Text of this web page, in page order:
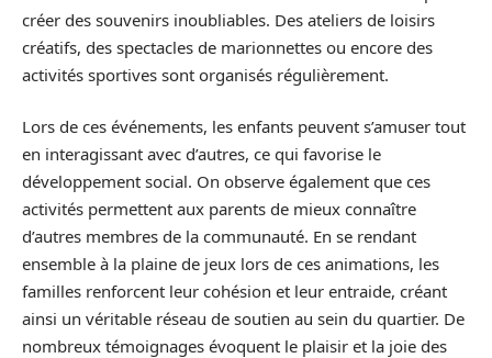
créer des souvenirs inoubliables. Des ateliers de loisirs
créatifs, des spectacles de marionnettes ou encore des
activités sportives sont organisés régulièrement.
Lors de ces événements, les enfants peuvent s’amuser tout
en interagissant avec d’autres, ce qui favorise le
développement social. On observe également que ces
activités permettent aux parents de mieux connaître
d’autres membres de la communauté. En se rendant
ensemble à la plaine de jeux lors de ces animations, les
familles renforcent leur cohésion et leur entraide, créant
ainsi un véritable réseau de soutien au sein du quartier. De
nombreux témoignages évoquent le plaisir et la joie des